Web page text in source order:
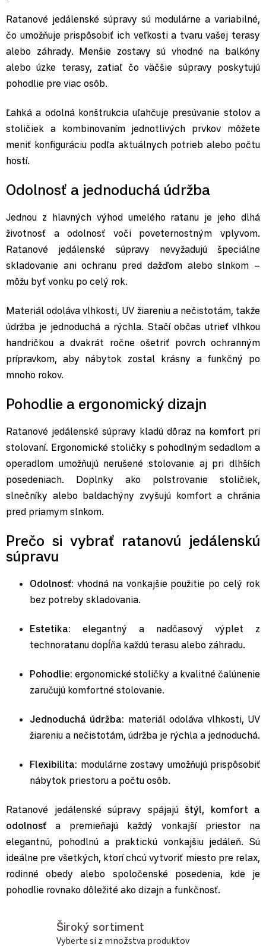
Ratanové jedálenské súpravy sú modulárne a variabilné,
čo umožňuje prispôsobiť ich veľkosti a tvaru vašej terasy
alebo záhrady. Menšie zostavy sú vhodné na balkóny
alebo úzke terasy, zatiaľ čo väčšie súpravy poskytujú
pohodlie pre viac osôb.
Ľahká a odolná konštrukcia uľahčuje presúvanie stolov a
stoličiek a kombinovaním jednotlivých prvkov môžete
meniť konfiguráciu podľa aktuálnych potrieb alebo počtu
hostí.
Odolnosť a jednoduchá údržba
Jednou z hlavných výhod umelého ratanu je jeho dlhá
životnosť a odolnosť voči poveternostným vplyvom.
Ratanové jedálenské súpravy nevyžadujú špeciálne
skladovanie ani ochranu pred dažďom alebo slnkom –
môžu byť vonku po celý rok.
Materiál odoláva vlhkosti, UV žiareniu a nečistotám, takže
údržba je jednoduchá a rýchla. Stačí občas utrieť vlhkou
handričkou a dvakrát ročne ošetriť povrch ochranným
prípravkom, aby nábytok zostal krásny a funkčný po
mnoho rokov.
Pohodlie a ergonomický dizajn
Ratanové jedálenské súpravy kladú dôraz na komfort pri
stolovaní. Ergonomické stoličky s pohodlným sedadlom a
operadlom umožňujú nerušené stolovanie aj pri dlhších
posedeniach. Doplnky ako polstrovanie stoličiek,
slnečníky alebo baldachýny zvyšujú komfort a chránia
pred priamym slnkom.
Prečo si vybrať ratanovú jedálenskú
súpravu
Odolnosť: vhodná na vonkajšie použitie po celý rok
bez potreby skladovania.
Estetika: elegantný a nadčasový výplet z
technoratanu dopĺňa každú terasu alebo záhradu.
Pohodlie: ergonomické stoličky a kvalitné čalúnenie
zaručujú komfortné stolovanie.
Jednoduchá údržba: materiál odoláva vlhkosti, UV
žiareniu a nečistotám, údržba je rýchla a jednoduchá.
Flexibilita: modulárne zostavy umožňujú prispôsobiť
nábytok priestoru a počtu osôb.
Ratanové jedálenské súpravy spájajú štýl, komfort a
odolnosť a premieňajú každý vonkajší priestor na
elegantnú, pohodlnú a praktickú vonkajšiu jedáleň. Sú
ideálne pre všetkých, ktorí chcú vytvoriť miesto pre relax,
rodinné obedy alebo spoločenské posedenia, kde je
pohodlie rovnako dôležité ako dizajn a funkčnosť.
Široký sortiment
Vyberte si z množstva produktov